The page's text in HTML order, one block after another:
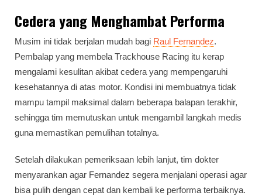
Cedera yang Menghambat Performa
Musim ini tidak berjalan mudah bagi Raul Fernandez.
Pembalap yang membela Trackhouse Racing itu kerap
mengalami kesulitan akibat cedera yang mempengaruhi
kesehatannya di atas motor. Kondisi ini membuatnya tidak
mampu tampil maksimal dalam beberapa balapan terakhir,
sehingga tim memutuskan untuk mengambil langkah medis
guna memastikan pemulihan totalnya.
Setelah dilakukan pemeriksaan lebih lanjut, tim dokter
menyarankan agar Fernandez segera menjalani operasi agar
bisa pulih dengan cepat dan kembali ke performa terbaiknya.